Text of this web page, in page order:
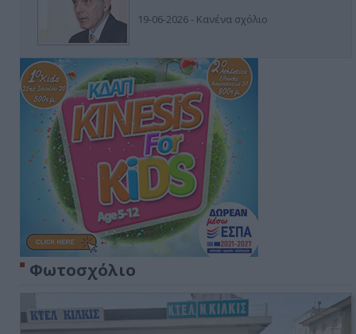
19-06-2026 - Κανένα σχόλιο
Φωτοσχόλιο